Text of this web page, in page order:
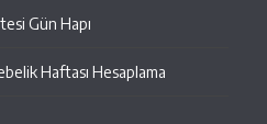
Gün Hapı
Haftası Hesaplama